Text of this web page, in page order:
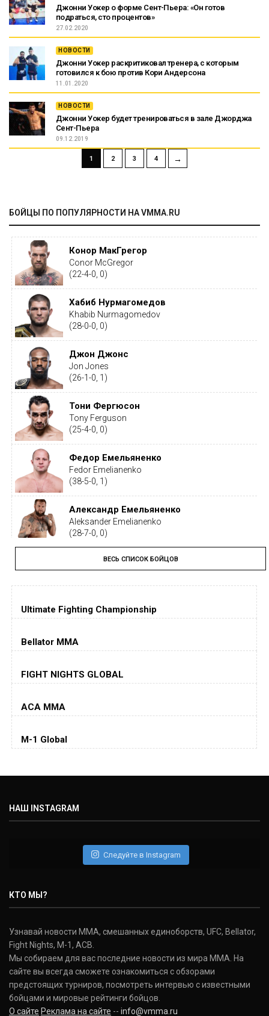
Джонни Уокер о форме Сент-Пьера: «Он готов
подраться, сто процентов»
27.02.2020
НОВОСТИ
Джонни Уокер раскритиковал тренера, с которым
готовился к бою против Кори Андерсона
11.01.2020
НОВОСТИ
Джонни Уокер будет тренироваться в зале Джорджа
Сент-Пьера
09.12.2019
1 2 3 4 →
БОЙЦЫ ПО ПОПУЛЯРНОСТИ НА VMMA.RU
Конор МакГрегор
Conor McGregor
(22-4-0, 0)
Хабиб Нурмагомедов
Khabib Nurmagomedov
(28-0-0, 0)
Джон Джонс
Jon Jones
(26-1-0, 1)
Тони Фергюсон
Tony Ferguson
(25-4-0, 0)
Федор Емельяненко
Fedor Emelianenko
(38-5-0, 1)
Александр Емельяненко
Aleksander Emelianenko
(28-7-0, 0)
Тайрон Вудли
Tyron Woodley
(19-5-1, 0)
Дастин Порье
(26-6-0, 1)
Jorge Masvidal
Колби Ковингтон
Дэниель Кормье
(22-2-0, 1)
Donald Cerrone
(36-15-0, 1)
Исраэль Адесанья
Israel Adesanya
(19-0-0, 0)
ВЕСЬ СПИСОК БОЙЦОВ
Ultimate Fighting Championship
Bellator MMA
FIGHT NIGHTS GLOBAL
ACA MMA
M-1 Global
НАШ INSTAGRAM
Следуйте в Instagram
КТО МЫ?
Узнавай новости ММА, смешанных единоборств, UFC, Bellator,
Fight Nights, M-1, ACB.
Мы собираем для вас последние новости из мира ММА. На
сайте вы всегда сможете ознакомиться с обзорами
предстоящих турниров, посмотреть интервью с известными
бойцами и мировые рейтинги бойцов.
О сайте Реклама на сайте -- info@vmma.ru